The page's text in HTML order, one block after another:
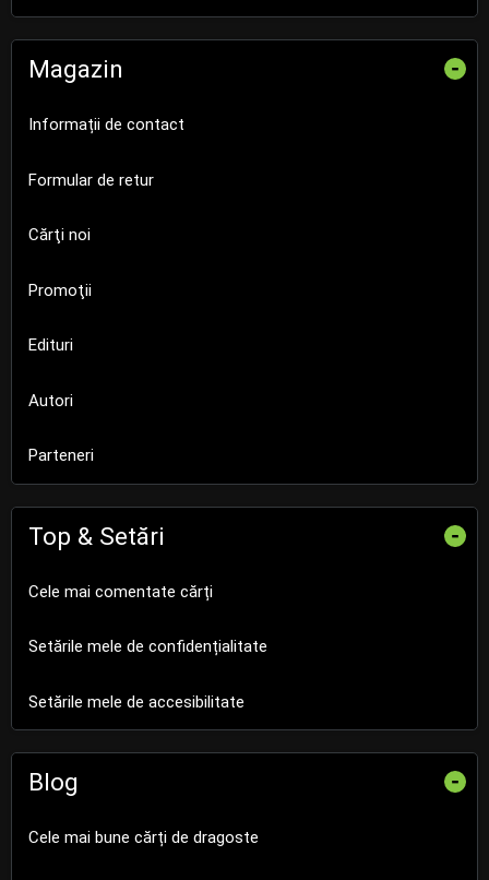
Magazin -
Informații de contact
Formular de retur
Cărţi noi
Promoţii
Edituri
Autori
Parteneri
Top & Setări -
Cele mai comentate cărți
Setările mele de confidențialitate
Setările mele de accesibilitate
Blog -
Cele mai bune cărți de dragoste